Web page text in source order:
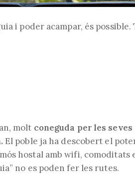
i poder acampar, és possible.
molt coneguda per les
El poble ja ha descobert el
hostal amb wifi, comoditats
no es poden fer les rutes.